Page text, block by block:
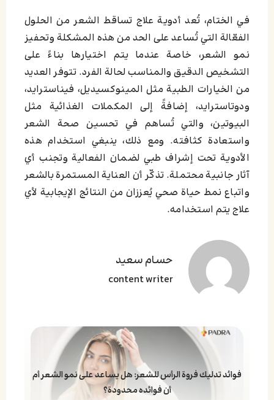
فوائد تدليك فروة الرأس للشعر: هل يساعد على نمو الشعر أم
أن فوائده محدودة؟
في الختام، تُعد أدوية علاج تساقط الشعر من الحلول
الفعّالة التي تُساعد على الحد من هذه المشكلة وتحفيز
نمو الشعر، خاصة عندما يتم اختيارها بناءً على
التشخيص الدقيق والمناسب لحالة الفرد. تتوفر العديد
من الخيارات الطبية مثل المينوكسيديل، فيناسترايد،
ودوتاسترايد، إضافةً إلى المكملات الغذائية مثل
البيوتين، والتي تُساهم في تحسين صحة الشعر
واستعادة كثافته. ومع ذلك، ينبغي استخدام هذه
الأدوية تحت إشراف طبي لضمان الفعالية وتجنب أي
آثار جانبية محتملة. تذكّر أن العناية المستمرة بالشعر
واتباع نمط حياة صحي يُعززان من النتائج الإيجابية لأي
علاج يتم استخدامه.
حسام سعید
content writer